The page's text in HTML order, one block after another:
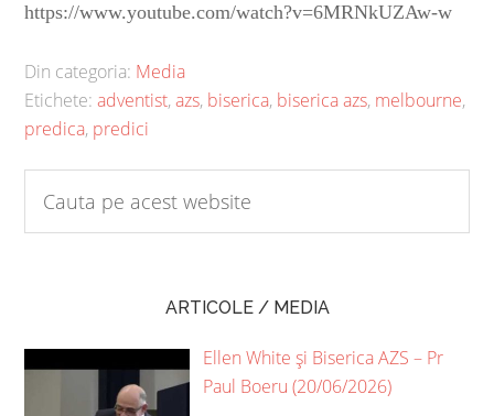
https://www.youtube.com/watch?v=6MRNkUZAw-w
Din categoria: Media
Etichete:adventist,azs, biserica, biserica azs, melbourne,
predica, predici
ARTICOLE / MEDIA
Ellen White și Biserica AZS – Pr
Paul Boeru (20/06/2026)